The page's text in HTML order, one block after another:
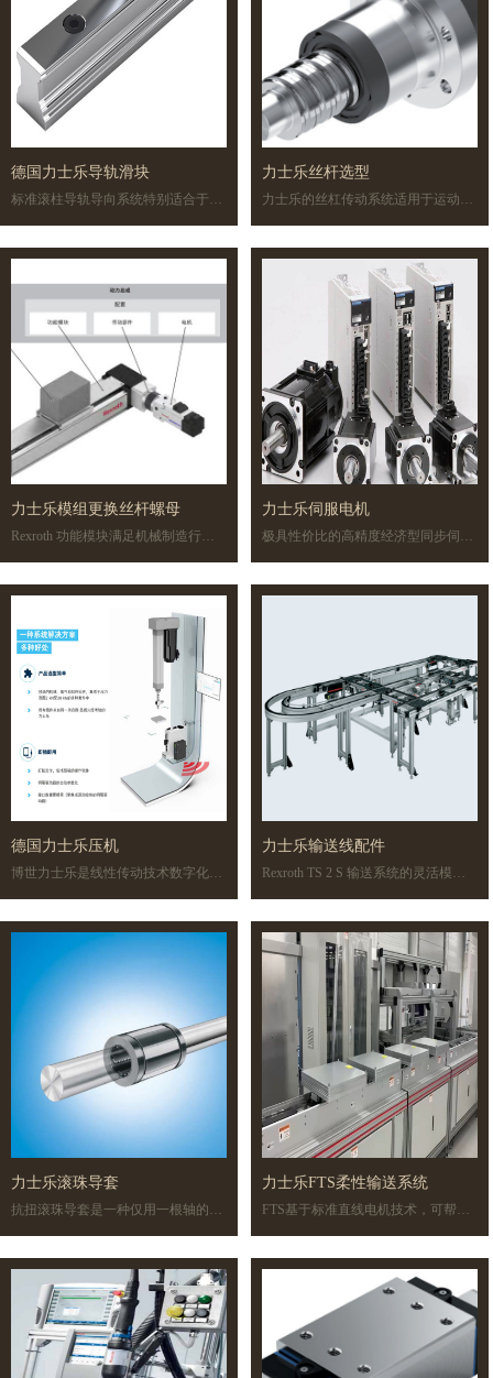
德国力士乐导轨滑块
标准滚柱导轨导向系统特别适合于所
载荷方向上都具有同样的高额定载
条件购买标准滚柱滑块。宽型滚柱导
轨导向系统为高力矩负荷和极高的刚
性而研发。对于重型机械制造有合适
的重载滚柱导轨导向系统。
力士乐丝杆选型
力士乐的丝杠传动系统适用于运动和
标准和准则。在全球范围内，这些规
定有很大的区别。因此，务必请了解
适用于当地的标准和准则。
力士乐模组更换丝杆螺母
Rexroth 功能模块满足机械制造行业
的线性轴产品组合做了补充。Rexroth
功能模块可提供单轨或双轨款式，并
可以选配齿形带传动机构或滚珠丝杠
传动机构。
力士乐伺服电机
极具性价比的高精度经济型同步伺服
低惯量、中惯量、高惯量的15种电机
德国力士乐压机
博世力士乐是线性传动技术数字化以
案贯穿于整个流程链。通往未来工厂
之路的初步解决方案 — 例如智能压
装功能套件已经面世，接下来还会有
更多的解决方案出现。
力士乐输送线配件
Rexroth TS 2 S 输送系统的灵活模块
现手动和自动工位不同的布局。对于
最高定位精度或特别重工件的解决方
案，可以简单地用标准组件得以实
现。面向未来的 TS 2 S 输送系统即使
在苛刻的条件下也可以使用。
力士乐滚珠导套
抗扭滚珠导套是一种仅用一根轴的完
配用这些抗扭导套的轴可以带一或多
条滚道槽。精密钢轴拥有不同的公差
等级，可以是实心轴，也可以是空心
轴，材料为调质钢、耐腐蚀钢或镀硬
铬钢。力士乐按照您希望的长度对轴
截断，两端都倒角，或者按照您的图
力士乐FTS柔性输送系统
FTS基于标准直线电机技术，可帮助
运动模式，可同时移动多个载体且对
各个载体进行单独控制。基于多个电
机的组合，FTS具有独立的可扩展性
和灵活性，因此可以赋予机械工程师
更多自由，为其开发和部署特定应用
提供最大限度的助力。